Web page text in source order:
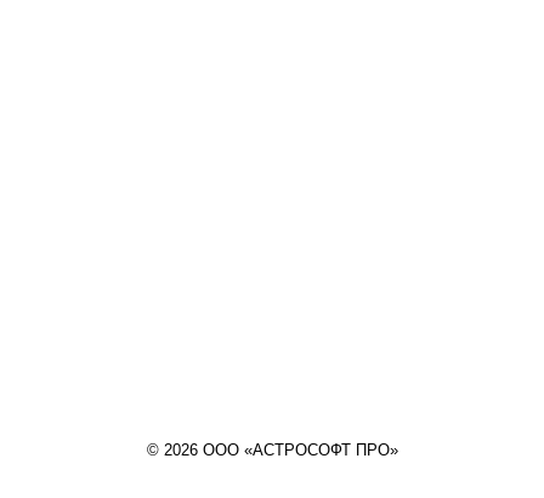
© 2026 ООО «АСТРОСОФТ ПРО»